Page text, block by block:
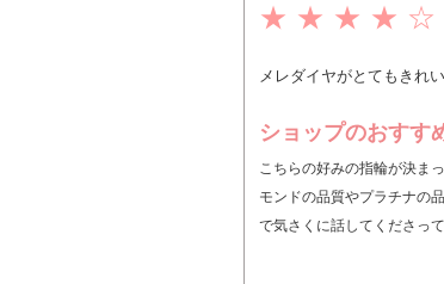
★ ★ ★ ★ ☆
メレダイヤがとてもきれい
ショップのおすす
こちらの好みの指輪が決ま
モンドの品質やプラチナの
で気さくに話してくださっ